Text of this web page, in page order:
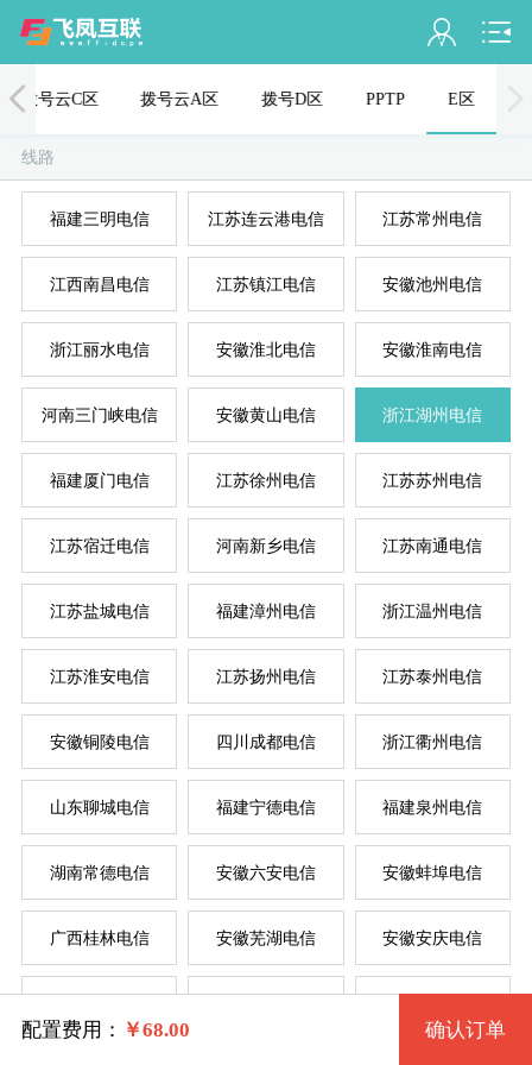
会员名：
充值
订单管理
进入控制台
退出
拨号云C区 拨号云A区 拨号D区 PPTP E区
线路
福建三明电信 江苏连云港电信 江苏常州电信
江西南昌电信 江苏镇江电信 安徽池州电信
浙江丽水电信 安徽淮北电信 安徽淮南电信
河南三门峡电信 安徽黄山电信 浙江湖州电信
福建厦门电信 江苏徐州电信 江苏苏州电信
江苏宿迁电信 河南新乡电信 江苏南通电信
江苏盐城电信 福建漳州电信 浙江温州电信
江苏淮安电信 江苏扬州电信 江苏泰州电信
安徽铜陵电信 四川成都电信 浙江衢州电信
山东聊城电信 福建宁德电信 福建泉州电信
湖南常德电信 安徽六安电信 安徽蚌埠电信
广西桂林电信 安徽芜湖电信 安徽安庆电信
规格
一型 ZJHZDXE1 2核 0.50G
二型 ZJHZDXE2 2核 1G
三型 ZJHZDXE3 4核 2G
系统类别
Windows
系统版本
Windows7 32位 完整版
配置费用： ￥68.00 确认订单